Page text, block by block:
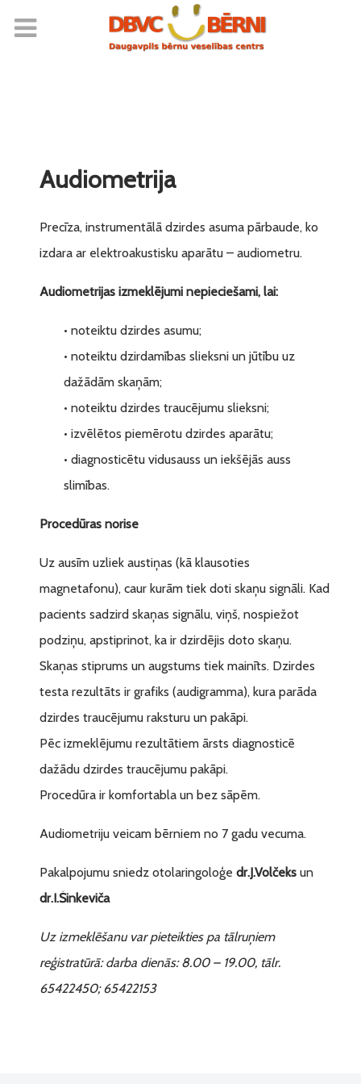
Audiometrija
Precīza, instrumentālā dzirdes asuma pārbaude, ko
izdara ar elektroakustisku aparātu – audiometru.
Audiometrijas izmeklējumi nepieciešami, lai:
• noteiktu dzirdes asumu;
• noteiktu dzirdamības slieksni un jūtību uz
dažādām skaņām;
• noteiktu dzirdes traucējumu slieksni;
• izvēlētos piemērotu dzirdes aparātu;
• diagnosticētu vidusauss un iekšējās auss
slimības.
Procedūras norise
Uz ausīm uzliek austiņas (kā klausoties
magnetafonu), caur kurām tiek doti skaņu signāli. Kad
pacients sadzird skaņas signālu, viņš, nospiežot
podziņu, apstiprinot, ka ir dzirdējis doto skaņu.
Skaņas stiprums un augstums tiek mainīts. Dzirdes
testa rezultāts ir grafiks (audigramma), kura parāda
dzirdes traucējumu raksturu un pakāpi.
Pēc izmeklējumu rezultātiem ārsts diagnosticē
dažādu dzirdes traucējumu pakāpi.
Procedūra ir komfortabla un bez sāpēm.
Audiometriju veicam bērniem no 7 gadu vecuma.
Pakalpojumu sniedz otolaringoloģe dr.J.Volčeks un
dr.I.Šinkeviča
Uz izmeklēšanu var pieteikties pa tālruņiem
reģistratūrā: darba dienās: 8.00 – 19.00, tālr.
65422450; 65422153